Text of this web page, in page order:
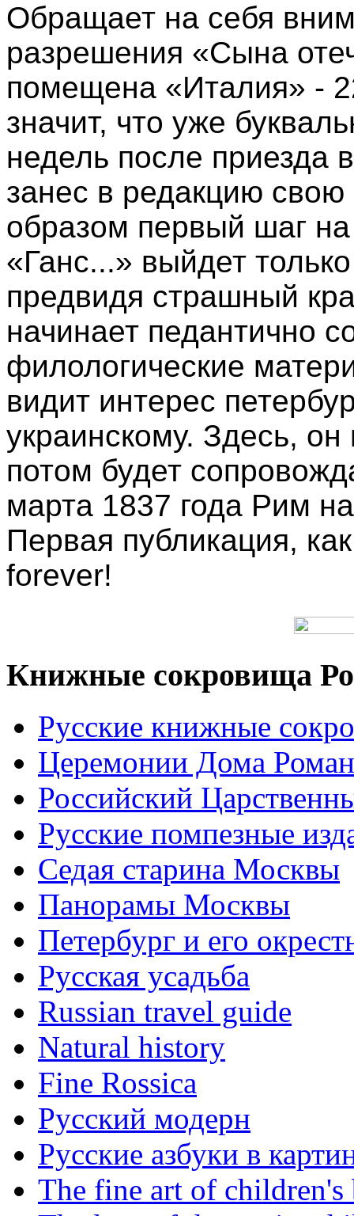
Обращает на себя
разрешения «Сына
помещена «Италия» -
значит, что уже
недель после приезда
занес в редакцию свою
образом первый шаг
«Ганс...» выйдет
предвидя страшный
начинает педантично
филологические
видит интерес
украинскому. Здесь,
потом будет
марта 1837 года Рим
Первая публикация,
forever!
Книжные сокровища
Русские книжные
Церемонии Дома
Российский
Русские помпезные
Седая старина Москвы
Панорамы Москвы
Петербург и его
Русская усадьба
Russian travel guide
Natural history
Fine Rossica
Русский модерн
Русские азбуки в
The fine art of